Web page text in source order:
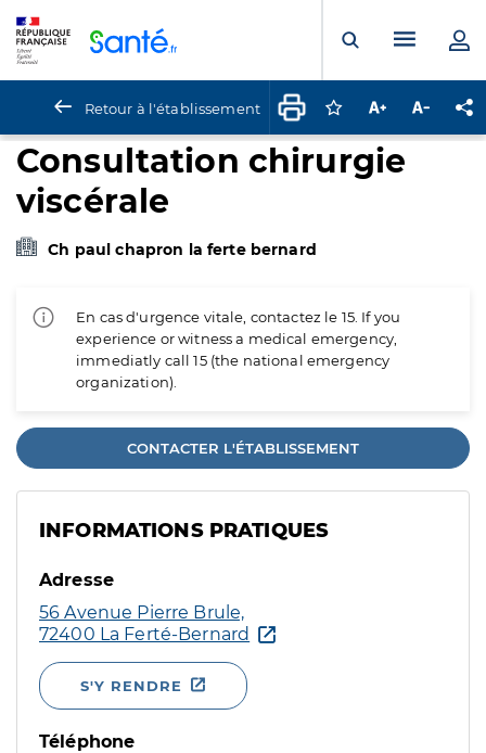
Ouvrir laMenu
Retour à l'établissement Connectez-vous
Augmenter la
Consultation chirurgie
viscérale
Ch paul chapron la ferte bernard
En cas d'urgence vitale, contactez le 15. If you
experience or witness a medical emergency,
immediatly call 15 (the national emergency
organization).
CONTACTER L'ÉTABLISSEMENT
INFORMATIONS PRATIQUES
Adresse
56 Avenue Pierre Brule,
72400 La Ferté-Bernard
S'Y RENDRE
Téléphone